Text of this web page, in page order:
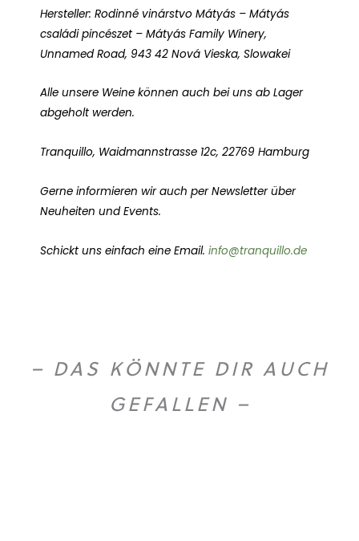
Hersteller: Rodinné vinárstvo Mátyás – Mátyás
családi pincészet – Mátyás Family Winery,
Unnamed Road, 943 42 Nová Vieska, Slowakei
Alle unsere Weine können auch bei uns ab Lager
abgeholt werden.
Tranquillo, Waidmannstrasse 12c, 22769 Hamburg
Gerne informieren wir auch per Newsletter über
Neuheiten und Events.
Schickt uns einfach eine Email. info@tranquillo.de
– DAS KÖNNTE DIR AUCH
GEFALLEN –